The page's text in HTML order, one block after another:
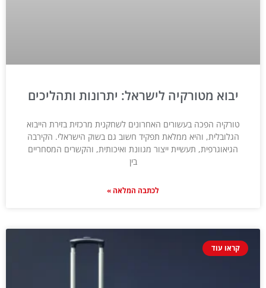
יבוא מטורקיה לישראל: יתרונות ותהליכים
טורקיה הפכה בעשורים האחרונים לשחקנית מרכזית בזירת הייבוא
הגלובלית, והיא ממלאת תפקיד חשוב גם בשוק הישראלי. הקירבה
הגיאוגרפית, תעשיית ייצור מגוונת ואיכותית, והקשרים המסחריים
בין
לכתבה המלאה »
קראו עוד